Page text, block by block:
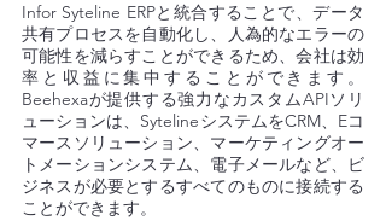
Infor Syteline ERPと統合することで、データ
共有プロセスを自動化し、人為的なエラーの
可能性を減らすことができるため、会社は効
率と収益に集中することができます。
Beehexaが提供する強力なカスタムAPIソリ
ューションは、SytelineシステムをCRM、Eコ
マースソリューション、マーケティングオー
トメーションシステム、電子メールなど、ビ
ジネスが必要とするすべてのものに接続する
ことができます。